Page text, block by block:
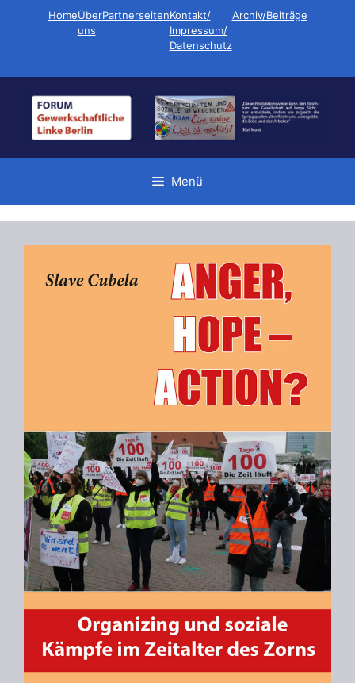
HomeÜber
uns
PartnerseitenKontakt/
Impressum/
Datenschutz
Archiv/Beiträge
Menü